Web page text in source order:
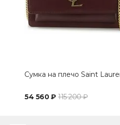
Сумка на плечо Saint
54 560 ₽ 115 200 ₽